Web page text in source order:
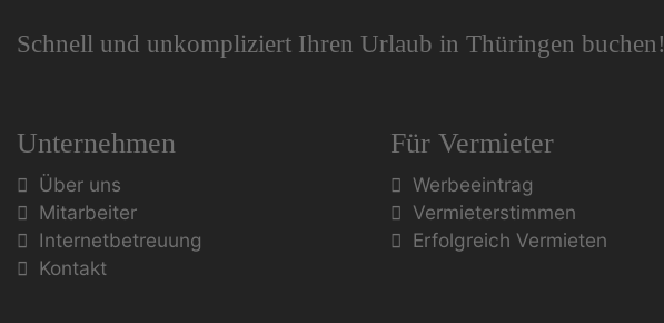
Schnell und unkompliziert Ihren Urlaub in Thüringen buchen!
Unternehmen
Über uns
Mitarbeiter
Internetbetreuung
Kontakt
Für Vermieter
Werbeeintrag
Vermieterstimmen
Erfolgreich Vermieten